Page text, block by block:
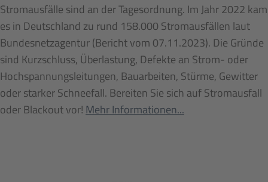
Stromausfälle sind an der Tagesordnung. Im Jahr 2022 kam
es in Deutschland zu rund 158.000 Stromausfällen laut
Bundesnetzagentur (Bericht vom 07.11.2023). Die Gründe
sind Kurzschluss, Überlastung, Defekte an Strom- oder
Hochspannungsleitungen, Bauarbeiten, Stürme, Gewitter
oder starker Schneefall. Bereiten Sie sich auf Stromausfall
oder Blackout vor! Mehr Informationen...